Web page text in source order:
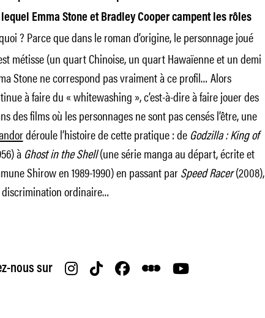
Emma Stone et Bradley Cooper campent les rôles
? Parce que dans le roman d’origine, le personnage joué
métisse (un quart Chinoise, un quart Hawaïenne et un demi
Stone ne correspond pas vraiment à ce profil… Alors
à faire du « whitewashing », c’est-à-dire à faire jouer des
des films où les personnages ne sont pas censés l’être, une
déroule l’histoire de cette pratique : de Godzilla : King of
à Ghost in the Shell(une série manga au départ, écrite et
Shirow en 1989-1990) en passant parSpeed Racer(2008),
discrimination ordinaire…
nous sur